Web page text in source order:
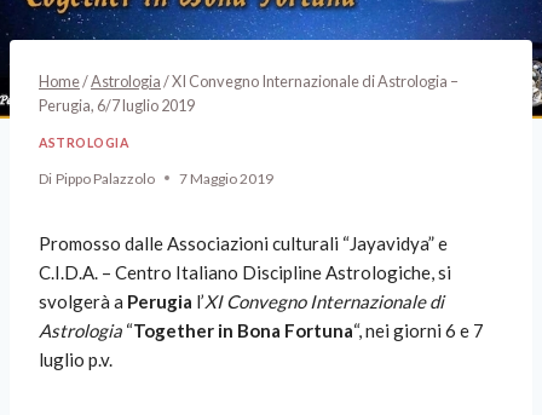
Home/Astrologia/XI Convegno Internazionale di Astrologia –
Perugia, 6/7 luglio 2019
ASTROLOGIA
Di Pippo Palazzolo 7 Maggio 2019
Promosso dalle Associazioni culturali “Jayavidya” e
C.I.D.A. – Centro Italiano Discipline Astrologiche, si
svolgerà a Perugia l’XI Convegno Internazionale di
Astrologia “Together in Bona Fortuna“, nei giorni 6 e 7
luglio p.v.